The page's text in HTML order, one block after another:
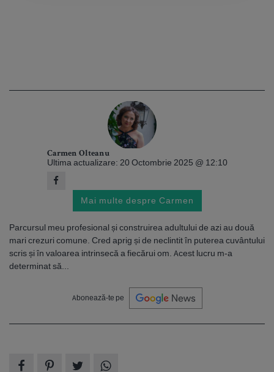
Carmen Olteanu
Ultima actualizare: 20 Octombrie 2025 @ 12:10
Mai multe despre Carmen
Parcursul meu profesional și construirea adultului de azi au două
mari crezuri comune. Cred aprig și de neclintit în puterea cuvântului
scris și în valoarea intrinsecă a fiecărui om. Acest lucru m-a
determinat să...
Abonează-te pe